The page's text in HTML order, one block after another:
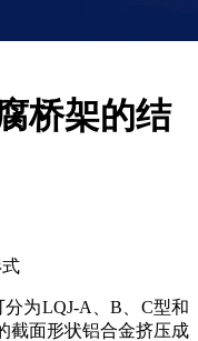
桥架的结
分为LQJ-A 、B C型和
截面形状铝合金挤压成